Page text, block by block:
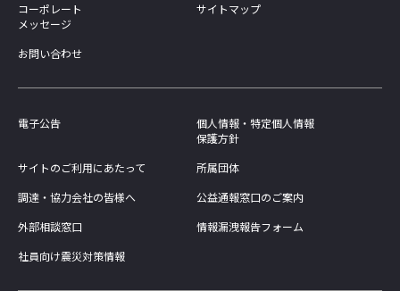
コーポレート
メッセージ
サイトマップ
お問い合わせ
電子公告
個人情報・特定個人情報
保護方針
サイトのご利用にあたって
所属団体
調達・協力会社の皆様へ
公益通報窓口のご案内
外部相談窓口
情報漏洩報告フォーム
社員向け震災対策情報